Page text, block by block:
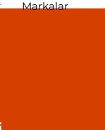
Markalar